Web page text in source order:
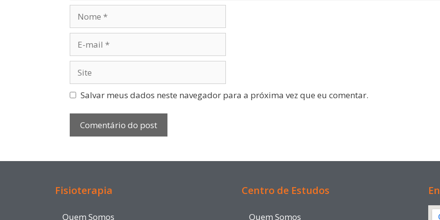
Salvar meus dados neste navegador para a próxima vez que eu comentar.
Fisioterapia
Quem Somos
Centro de Estudos
Quem Somos